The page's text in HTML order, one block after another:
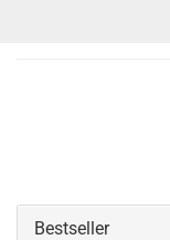
Bestseller